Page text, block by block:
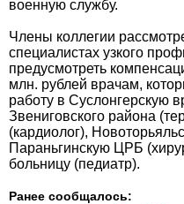
военную службу.
Члены коллегии
специалистах узкого
предусмотреть
млн. рублей врачам,
работу в Суслонгерскую
Звениговского района
(кардиолог),
Параньгинскую ЦРБ
больницу (педиатр).
Ранее сообщалось: